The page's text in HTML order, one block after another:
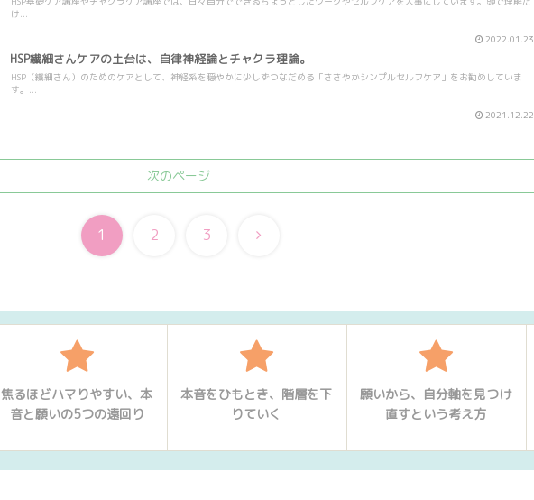
け...
2022.01.23
HSP繊細さんケアの土台は、自律神経論とチャクラ理論。
HSP（繊細さん）のためのケアとして、神経系を穏やかに少しずつなだめる「ささやかシンプルセルフケア」をお勧めしていま
す。...
2021.12.22
次のページ
1 2 3
次
焦るほどハマりやすい、本
音と願いの5つの遠回り
本音をひもとき、階層を下
りていく
願いから、自分軸を見つけ
直すという考え方